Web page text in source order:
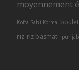
moyennement
Kofta Sahi Korma
riz riz basmati